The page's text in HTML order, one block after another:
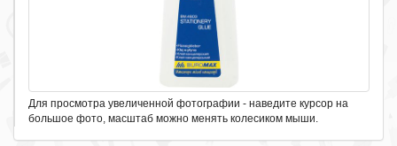
Для просмотра увеличенной фотографии - наведите курсор на
большое фото, масштаб можно менять колесиком мыши.